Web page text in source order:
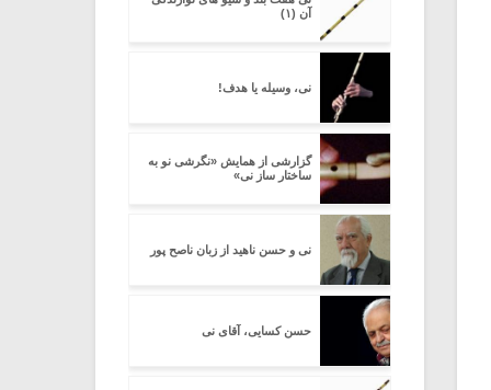
آن (۱)
نی، وسیله یا هدف!
گزارشی از همایش «نگرشی نو به
ساختار ساز نی»
نی و حسن ناهید از زبان ناصح پور
حسن کسایی، آقای نی